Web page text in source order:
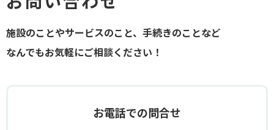
施設のことやサービスのこと、手続きのことなど
なんでもお気軽にご相談ください！
お電話での問合せ